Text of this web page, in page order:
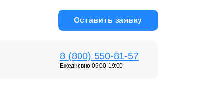
Оставить заявку
Ежедневно 09:00-19:00
8 (800) 550-81-57